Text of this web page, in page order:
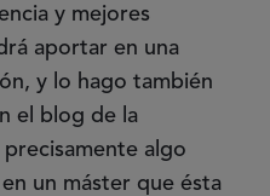
y mejores
aportar en una
y lo hago también
el blog de la
algo
un máster que ésta